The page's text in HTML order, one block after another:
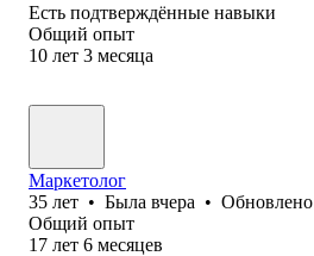
Есть подтверждённые навыки
Общий опыт
10 лет 3 месяца
Маркетолог
35 лет • Была вчера • Обновлено
Общий опыт
17 лет 6 месяцев